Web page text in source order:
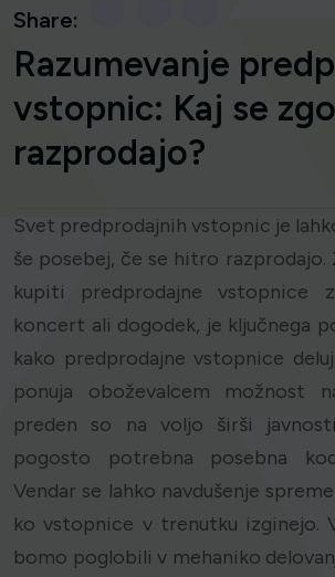
Share:
Razumevanje
vstopnic: Kaj se
razprodajo?
Svet predprodajnih vstopnic je
še posebej, če se hitro
kupiti predprodajne vstopnice
koncert ali dogodek, je ključnega
kako predprodajne vstopnice
ponuja oboževalcem možnost
preden so na voljo širši
pogosto potrebna posebna
Vendar se lahko navdušenje
ko vstopnice v trenutku izginejo.
bomo poglobili v mehaniko